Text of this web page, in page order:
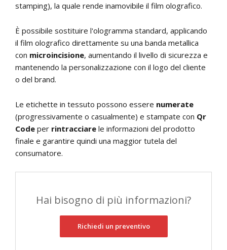
stamping), la quale rende inamovibile il film olografico.
È possibile sostituire l'ologramma standard, applicando
il film olografico direttamente su una banda metallica
con microincisione, aumentando il livello di sicurezza e
mantenendo la personalizzazione con il logo del cliente
o del brand.
Le etichette in tessuto possono essere numerate
(progressivamente o casualmente) e stampate con Qr
Code per rintracciare le informazioni del prodotto
finale e garantire quindi una maggior tutela del
consumatore.
Hai bisogno di più informazioni?
Richiedi un preventivo